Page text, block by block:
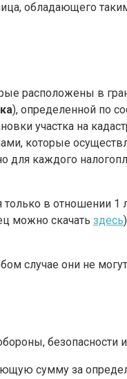
обладающего
расположены в
), определенной по
участка на
которые
каждого
в отношении 1
можно скачать здесь
случае они не
сумму за